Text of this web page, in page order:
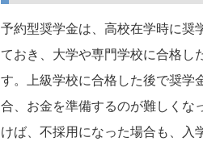
予約型奨学金は、高校在学時に奨
ておき、大学や専門学校に合格し
す。上級学校に合格した後で奨学
合、お金を準備するのが難しくな
けば、不採用になった場合も、入